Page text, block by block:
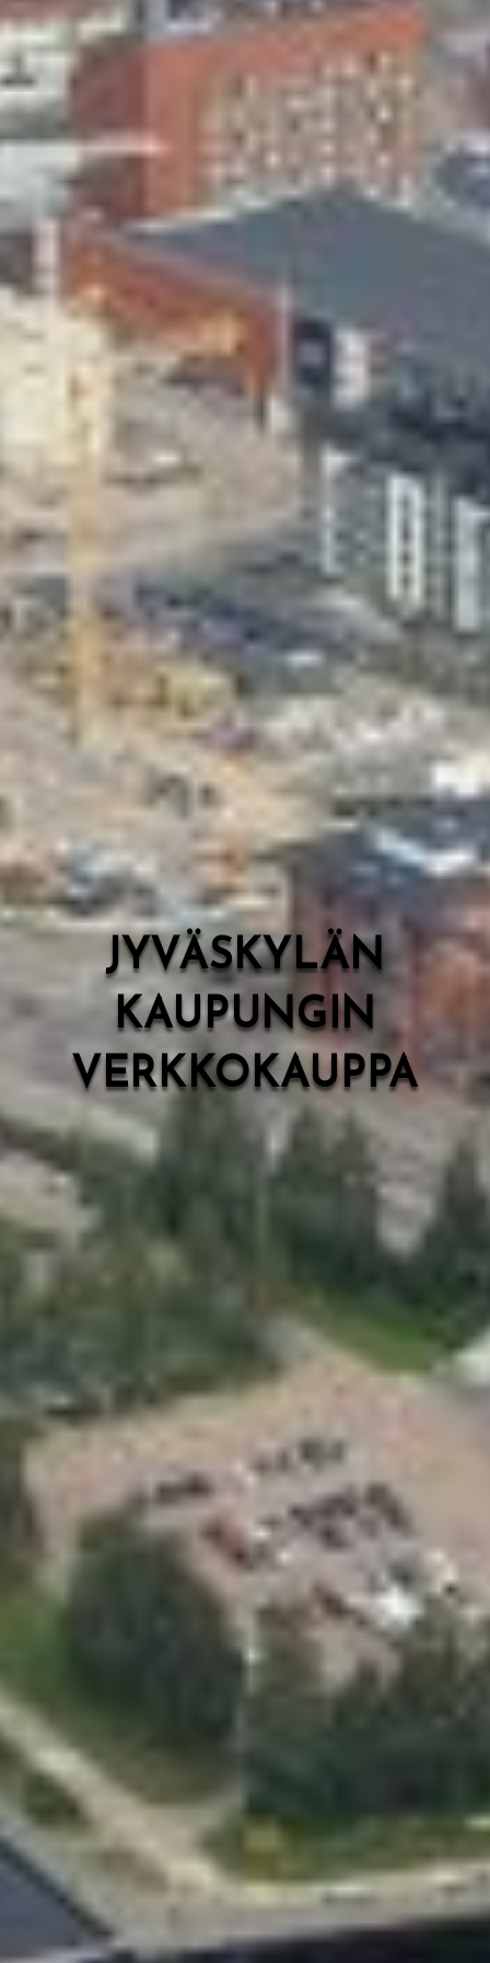
Skeittihalli
Varhaiskasvatus
Ateria- ja välipalamaksut
Mämminiemi
Taideapteekki
Kirjasto
Valon Kaupunki
Lasten Lysti & LystiKylä-festivaali
Ohje
English
JYVÄSKYLÄN
KAUPUNGIN
VERKKOKAUPPA